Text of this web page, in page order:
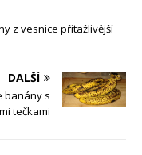
z vesnice přitažlivější
DALŠÍ
banány s
tečkami